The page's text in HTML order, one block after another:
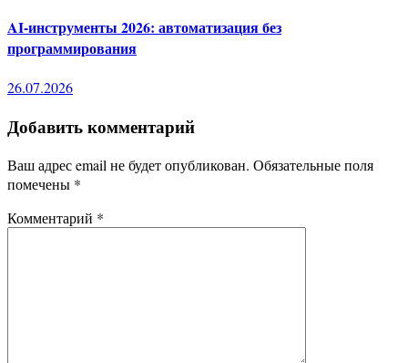
AI-инструменты 2026: автоматизация без
программирования
26.07.2026
Добавить комментарий
Ваш адрес email не будет опубликован. Обязательные поля
помечены *
Комментарий *